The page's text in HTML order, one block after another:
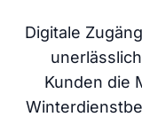
Digitale
Kunden die